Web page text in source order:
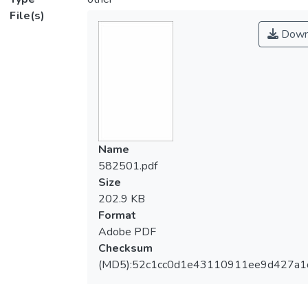
File(s)
Name
582501.pdf
Size
202.9 KB
Format
Adobe PDF
Checksum